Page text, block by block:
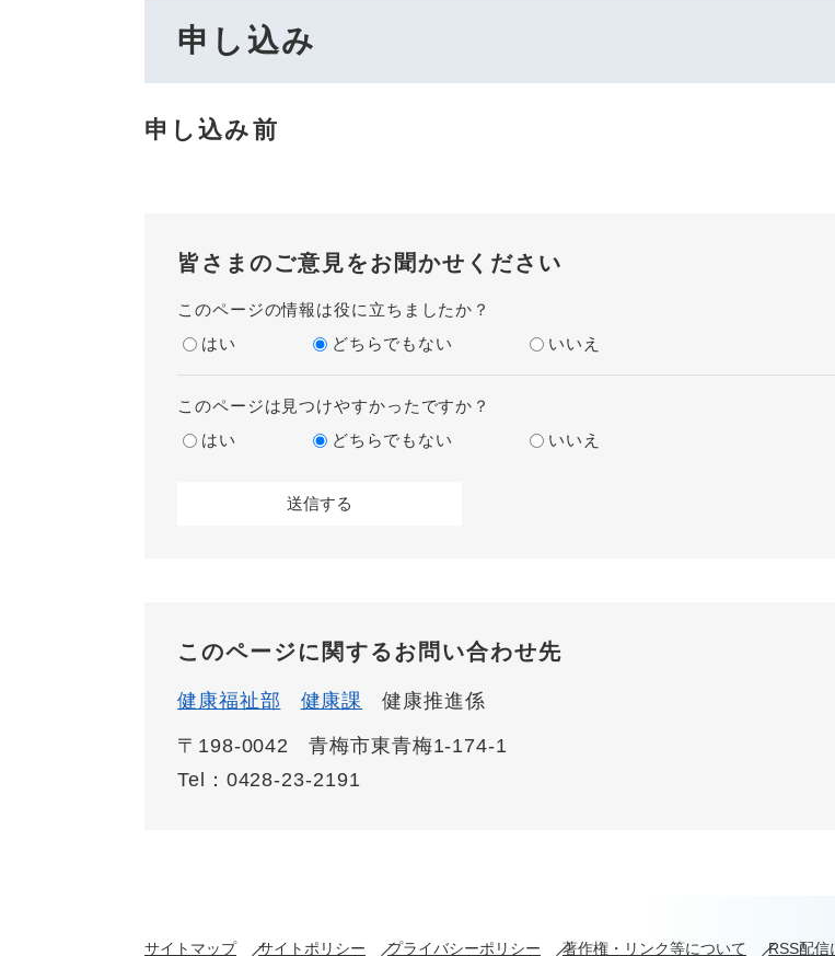
申し込み
申し込み前
皆さまのご意見をお聞かせください
このページの情報は役に立ちましたか？
はい
どちらでもない いいえ
このページは見つけやすかったですか？
はい
どちらでもない いいえ
このページに関するお問い合わせ先
健康福祉部 健康課 健康推進係
〒198-0042
青梅市東青梅1-174-1
Tel：0428-23-2191
サイトマップ サイトポリシー プライバシーポリシー 著作権・リンク等について RSS配信